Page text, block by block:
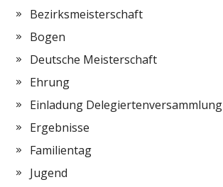
Bezirksmeisterschaft
Bogen
Deutsche Meisterschaft
Ehrung
Einladung Delegiertenversammlung
Ergebnisse
Familientag
Jugend